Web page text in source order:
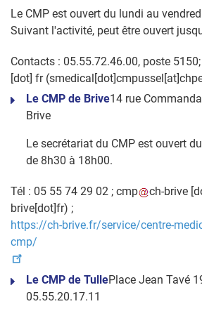
Le CMP est ouvert du lundi au
Suivant l'activité, peut être ouvert
Contacts : 05.55.72.46.00, poste 5150;
[dot] fr
Le CMP de Brive14 rue
Brive
Le secrétariat du CMP est ouvert
de 8h30 à 18h00.
Tél : 05 55 74 29 02 ; cmp ch-brive
brive[dot]fr) ;
https://ch-brive.fr/service/centre-
cmp/
Le CMP de TullePlace Jean Tavé
05.55.20.17.11